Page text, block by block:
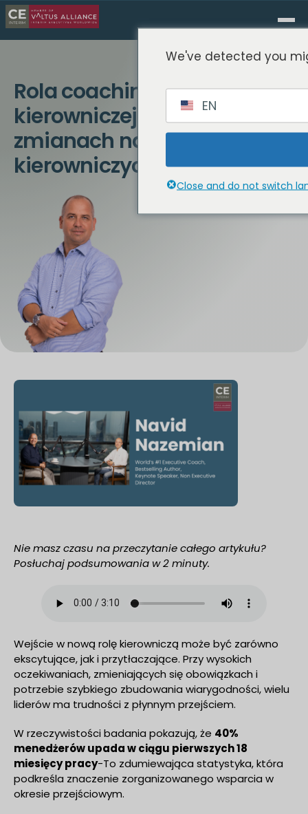
Rola coachingu kadry
kierowniczej w udanych
zmianach na stanowiskach
kierowniczych
Nie masz czasu na przeczytanie całego artykułu?
Posłuchaj podsumowania w 2 minuty.
Wejście w nową rolę kierowniczą może być zarówno
ekscytujące, jak i przytłaczające. Przy wysokich
oczekiwaniach, zmieniających się obowiązkach i
potrzebie szybkiego zbudowania wiarygodności, wielu
liderów ma trudności z płynnym przejściem.
W rzeczywistości badania pokazują, że 40%
menedżerów upada w ciągu pierwszych 18
miesięcy pracy-To zdumiewająca statystyka, która
podkreśla znaczenie zorganizowanego wsparcia w
okresie przejściowym.
We've detected you
EN
Close and do not switch